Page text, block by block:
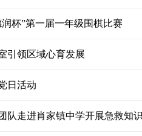
杯”第一届一年级围棋比赛
引领区域心育发展
日活动
队走进肖家镇中学开展急救知